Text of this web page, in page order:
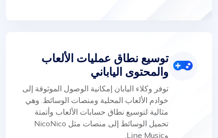
توسيع نطاق عمليات الألعاب
والمحتوى الياباني
توفر وكلاء اليابان إمكانية الوصول الموثوقة إلى
خوادم الألعاب المحلية ومنصات الوسائط. وهي
مثالية لتوسيع نطاق حسابات الألعاب وأتمتة
تحميل الوسائط إلى منصات مثل NicoNico
وLine Music.